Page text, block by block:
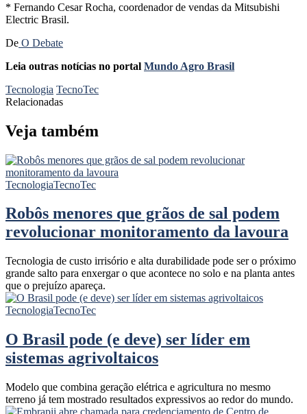
* Fernando Cesar Rocha, coordenador de vendas da Mitsubishi
Electric Brasil.
De O Debate
Leia outras notícias no portal Mundo Agro Brasil
Tecnologia TecnoTec
Relacionadas
Veja também
TecnologiaTecnoTec
Robôs menores que grãos de sal podem
revolucionar monitoramento da lavoura
Tecnologia de custo irrisório e alta durabilidade pode ser o próximo
grande salto para enxergar o que acontece no solo e na planta antes
que o prejuízo apareça.
TecnologiaTecnoTec
O Brasil pode (e deve) ser líder em
sistemas agrivoltaicos
Modelo que combina geração elétrica e agricultura no mesmo
terreno já tem mostrado resultados expressivos ao redor do mundo.